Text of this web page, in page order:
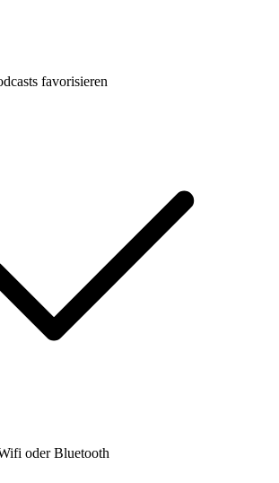
favorisieren
oder Bluetooth